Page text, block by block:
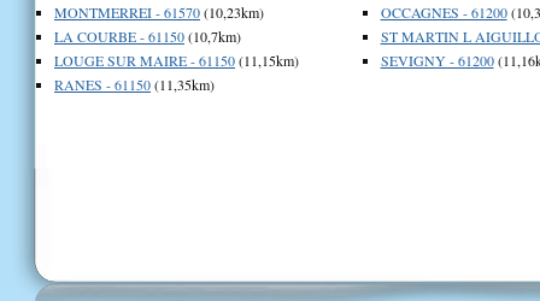
MONTMERREI - 61570(10,23km)
LA COURBE - 61150(10,7km)
LOUGE SUR MAIRE - 61150(11,15km)
RANES - 61150(11,35km)
OCCAGNES - 61200
ST MARTIN L
SEVIGNY - 61200